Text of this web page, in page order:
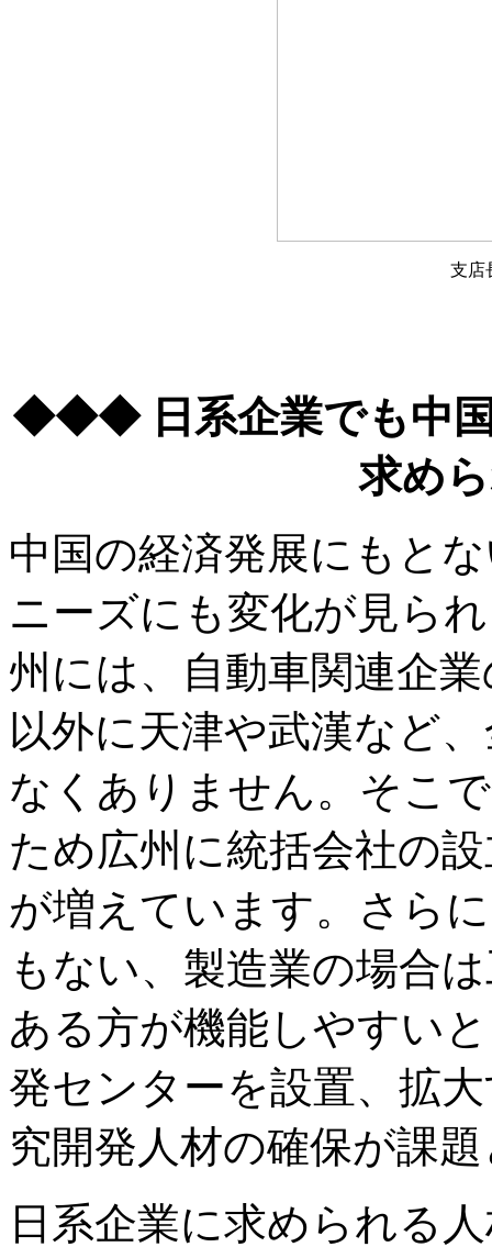
支店
◆◆◆ 日系企業でも中国
求め
中国の経済発展にもと
ニーズにも変化が見ら
州には、自動車関連企
以外に天津や武漢など
なくありません。そこ
ため広州に統括会社の
が増えています。さら
もない、製造業の場合
ある方が機能しやすい
発センターを設置、拡
究開発人材の確保が課
日系企業に求められる